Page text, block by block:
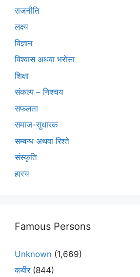
राजनीति
लक्ष्य
विज्ञान
विश्वास अथवा भरोसा
शिक्षा
संकल्प – निश्चय
सफलता
समाज-सुधारक
सम्बन्ध अथवा रिश्ते
संस्कृति
हास्य
Famous Persons
Unknown (1,669)
कबीर(844)